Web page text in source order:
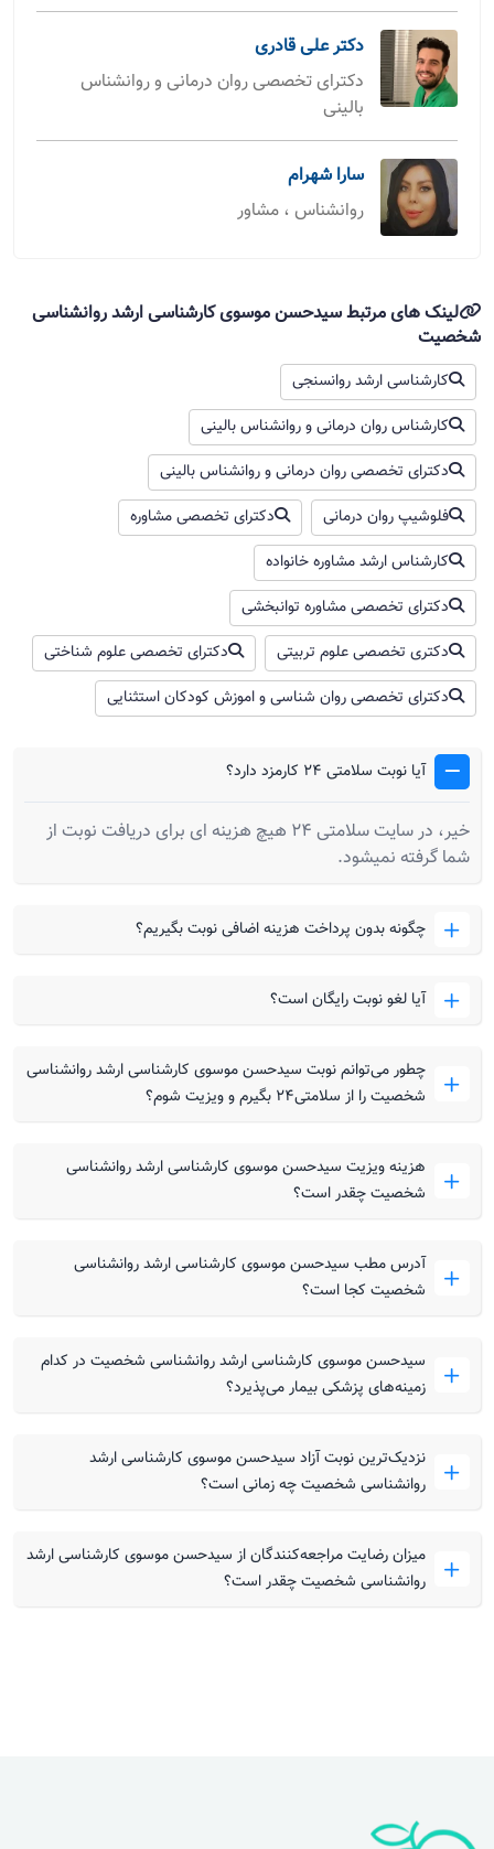
دکتر علی قادری
دکترای تخصصی روان درمانی و روانشناس
بالینی
سارا شهرام
روانشناس ، مشاور
لینک های مرتبط سیدحسن موسوی کارشناسی ارشد روانشناسی
شخصیت
کارشناسی ارشد روانسنجی
کارشناس روان درمانی و روانشناس بالینی
دکترای تخصصی روان درمانی و روانشناس بالینی
فلوشیپ روان‌ درمانی
دکترای تخصصی مشاوره
کارشناس ارشد مشاوره خانواده
دکترای تخصصی مشاوره توانبخشی
دکتری تخصصی علوم تربیتی
دکترای تخصصی علوم شناختی
دکترای تخصصی روان شناسی و اموزش کودکان استثنایی
آیا نوبت سلامتی 24 کارمزد دارد؟
خیر، در سایت سلامتی 24 هیچ هزینه ای برای دریافت نوبت از
شما گرفته نمیشود.
چگونه بدون پرداخت هزینه اضافی نوبت بگیریم؟
آیا لغو نوبت رایگان است؟
چطور می‌توانم نوبت سیدحسن موسوی کارشناسی ارشد روانشناسی
شخصیت را از سلامتی۲۴ بگیرم و ویزیت شوم؟
هزینه ویزیت سیدحسن موسوی کارشناسی ارشد روانشناسی
شخصیت چقدر است؟
آدرس مطب سیدحسن موسوی کارشناسی ارشد روانشناسی
شخصیت کجا است؟
سیدحسن موسوی کارشناسی ارشد روانشناسی شخصیت در کدام
زمینه‌های پزشکی بیمار می‌پذیرد؟
نزدیک‌ترین نوبت آزاد سیدحسن موسوی کارشناسی ارشد
روانشناسی شخصیت چه زمانی است؟
میزان رضایت مراجعه‌کنندگان از سیدحسن موسوی کارشناسی ارشد
روانشناسی شخصیت چقدر است؟